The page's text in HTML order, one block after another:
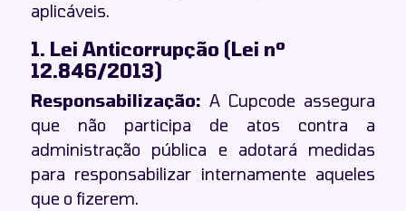
aplicáveis.
1. Lei Anticorrupção (Lei nº
12.846/2013)
Responsabilização: A Cupcode assegura
que não participa de atos contra a
administração pública e adotará medidas
para responsabilizar internamente aqueles
que o fizerem.